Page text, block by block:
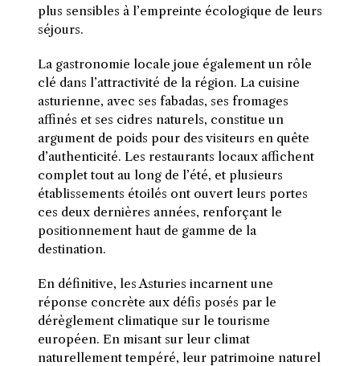
plus sensibles à l’empreinte écologique de leurs
séjours.
La gastronomie locale joue également un rôle
clé dans l’attractivité de la région. La cuisine
asturienne, avec ses fabadas, ses fromages
affinés et ses cidres naturels, constitue un
argument de poids pour des visiteurs en quête
d’authenticité. Les restaurants locaux affichent
complet tout au long de l’été, et plusieurs
établissements étoilés ont ouvert leurs portes
ces deux dernières années, renforçant le
positionnement haut de gamme de la
destination.
En définitive, les Asturies incarnent une
réponse concrète aux défis posés par le
dérèglement climatique sur le tourisme
européen. En misant sur leur climat
naturellement tempéré, leur patrimoine naturel